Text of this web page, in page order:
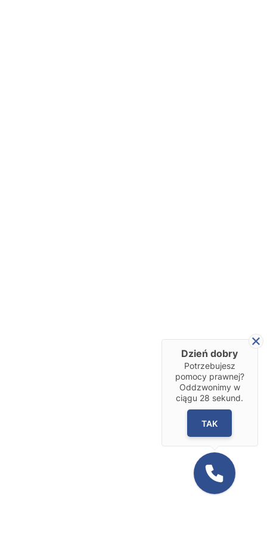
Dzień dobry
Potrzebujesz
pomocy prawnej?
Oddzwonimy w
ciągu 28 sekund.
TAK